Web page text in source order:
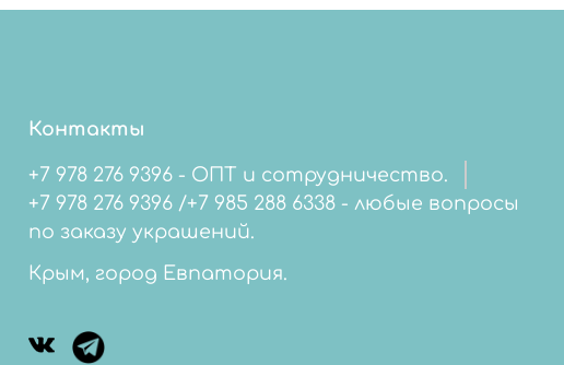
Контакты
+7 978 276 9396 - ОПТ и сотрудничество.
+7 978 276 9396 /+7 985 288 6338 - любые вопросы
по заказу украшений.
Крым, город Евпатория.